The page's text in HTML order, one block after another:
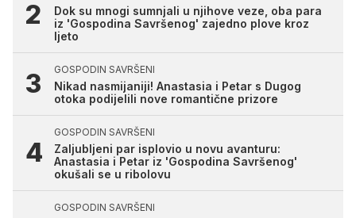
Dok su mnogi sumnjali u njihove veze, oba para
iz 'Gospodina Savršenog' zajedno plove kroz
ljeto
GOSPODIN SAVRŠENI
Nikad nasmijaniji! Anastasia i Petar s Dugog
otoka podijelili nove romantične prizore
GOSPODIN SAVRŠENI
Zaljubljeni par isplovio u novu avanturu:
Anastasia i Petar iz 'Gospodina Savršenog'
okušali se u ribolovu
GOSPODIN SAVRŠENI